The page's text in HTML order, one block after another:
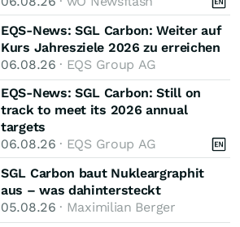
EQS-News: SGL Carbon: Weiter auf
Kurs Jahresziele 2026 zu erreichen
06.08.26 · EQS Group AG
EQS-News: SGL Carbon: Still on
track to meet its 2026 annual
targets
06.08.26 · EQS Group AG
SGL Carbon baut Nukleargraphit
aus – was dahintersteckt
05.08.26 · Maximilian Berger